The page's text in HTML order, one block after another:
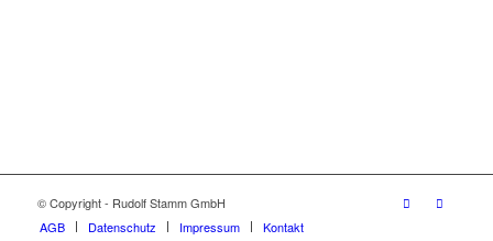
© Copyright - Rudolf Stamm GmbH
AGB
Datenschutz Impressum Kontakt